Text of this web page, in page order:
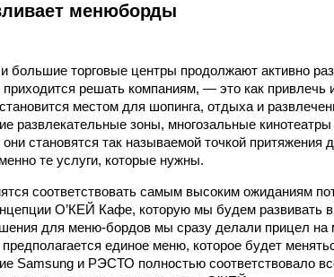
менюборды
большие торговые центры продолжают активно
решать компаниям, — это как привлечь
местом для шопинга, отдыха и
развлекательные зоны, многозальные
становятся так называемой точкой притяжения
те услуги, которые нужны.
соответствовать самым высоким ожиданиям
О’КЕЙ Кафе, которую мы будем развивать
для меню-бордов мы сразу делали прицел
единое меню, которое будет
Samsung и РЭСТО полностью соответствовало